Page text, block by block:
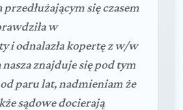
się czasem
w
i odnalazła kopertę z w/w
znajduje się pod tym
paru lat, nadmieniam że
sądowe docierają